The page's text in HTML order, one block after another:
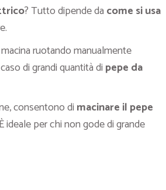
? Tutto dipende da come si usa
ruotando manualmente
di grandi quantità dipepe da
consentono di macinare il pepe
per chi non gode di grande